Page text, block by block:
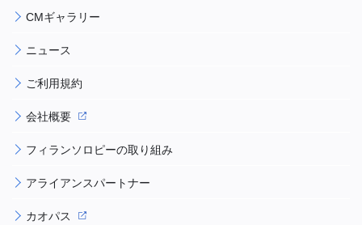
CMギャラリー
ニュース
ご利用規約
会社概要
フィランソロピーの取り組み
アライアンスパートナー
カオパス